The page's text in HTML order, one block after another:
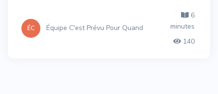
ÉC Équipe C'est Prévu Pour Quand
6
minutes
140